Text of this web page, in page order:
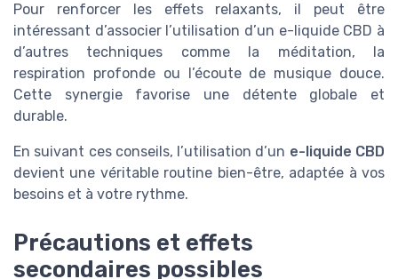
Pour renforcer les effets relaxants, il peut être
intéressant d’associer l’utilisation d’un e-liquide CBD à
d’autres techniques comme la méditation, la
respiration profonde ou l’écoute de musique douce.
Cette synergie favorise une détente globale et
durable.
En suivant ces conseils, l’utilisation d’un e-liquide CBD
devient une véritable routine bien-être, adaptée à vos
besoins et à votre rythme.
Précautions et effets
secondaires possibles